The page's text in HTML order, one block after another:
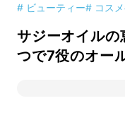
# ビューティー# コスメ
サジーオイルの
つで7役のオー